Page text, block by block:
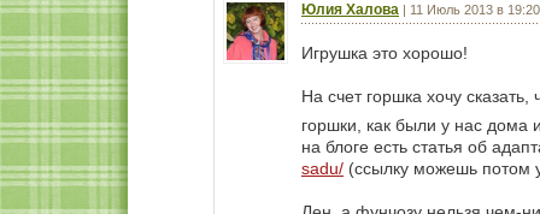
Юлия Халова | 11 Июль 2013 в 19:20
Игрушка это хорошо!
На счет горшка хочу
горшки, как были у нас дома
на блоге есть статья об
sadu/ (ссылку можешь потом